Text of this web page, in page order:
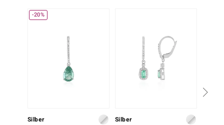
BY DE MELO
-20%
Silber Silber